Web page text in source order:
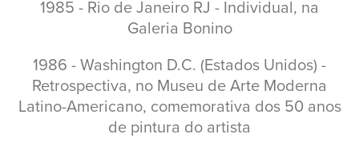
1985 - Rio de Janeiro RJ - Individual, na
Galeria Bonino
1986 - Washington D.C. (Estados Unidos) -
Retrospectiva, no Museu de Arte Moderna
Latino-Americano, comemorativa dos 50 anos
de pintura do artista